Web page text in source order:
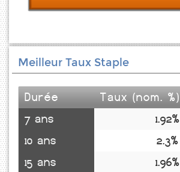
Meilleur Taux Staple
Durée
Taux (nom. %)
7 ans
1.92%
10 ans
2.3%
15 ans
1.96%